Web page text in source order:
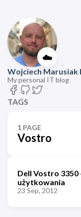
☁️
Wojciech Marusiak
My personal IT blog
TAGS
1 PAGE
Vostro
Dell Vostro 3350
użytkowania
23 Sep, 2012